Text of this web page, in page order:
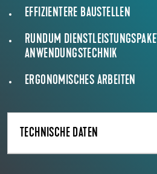
EFFIZIENTERE BAUSTELLEN
RUNDUM
ANWENDUNGSTECHNIK
ERGONOMISCHES ARBEITEN
TECHNISCHE DATEN